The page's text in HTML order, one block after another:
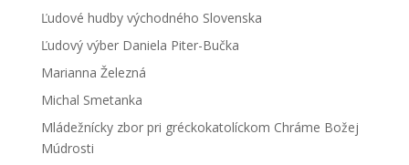
Ľudové hudby východného Slovenska
Ľudový výber Daniela Piter-Bučka
Marianna Železná
Michal Smetanka
Mládežnícky zbor pri gréckokatolíckom Chráme Božej
Múdrosti